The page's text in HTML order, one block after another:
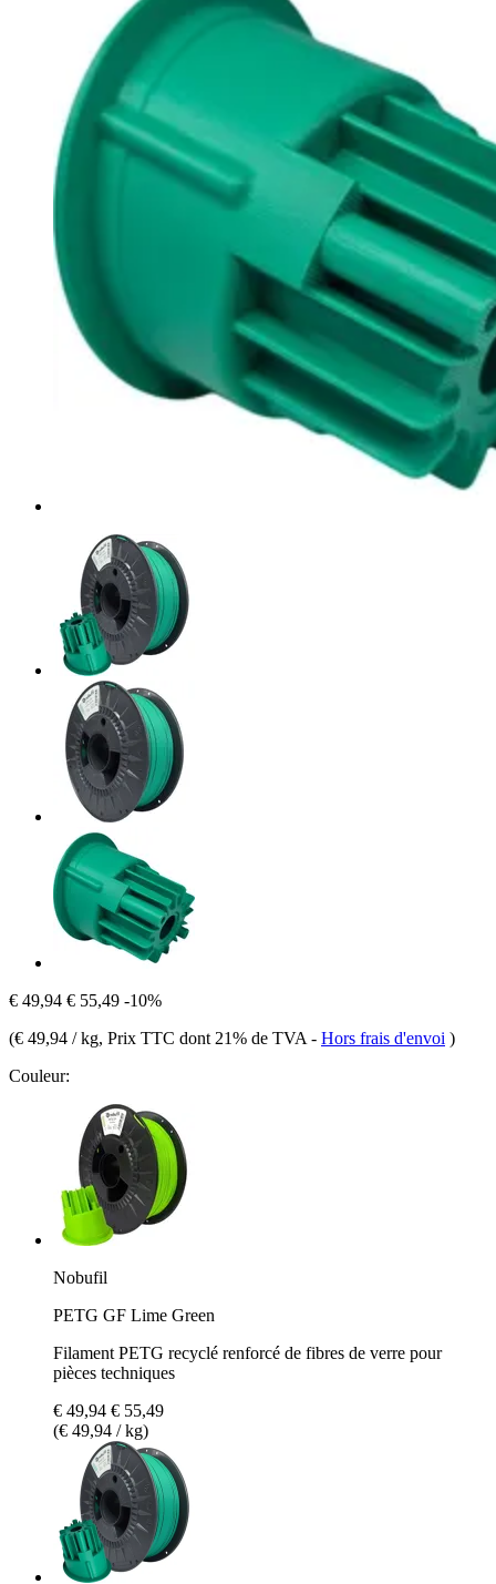
€ 49,94 € 55,49 -10%
(€ 49,94 / kg, Prix TTC dont 21% de TVA - Hors frais d'envoi )
Couleur:
Nobufil
PETG GF Lime Green
Filament PETG recyclé renforcé de fibres de verre pour
pièces techniques
€ 49,94 € 55,49
(€ 49,94 / kg)